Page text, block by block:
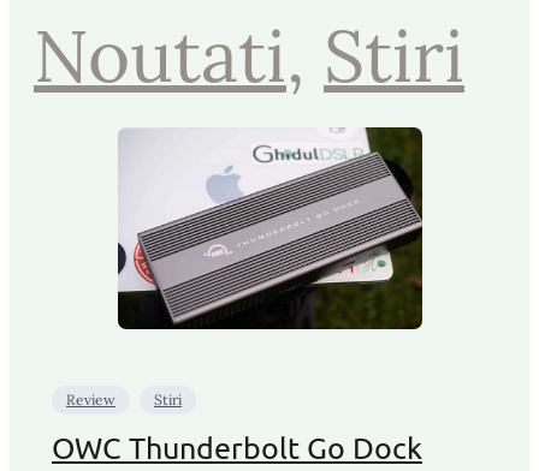
Noutati, Stiri
Review Stiri
OWC Thunderbolt Go Dock